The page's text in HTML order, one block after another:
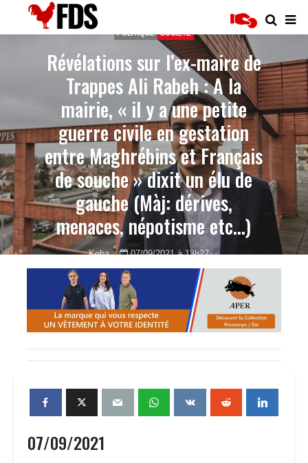
POLITIQUE SOCIÉTÉ
Révélations sur l’ex-maire de
Trappes Ali Rabeh : A la
mairie, « il y a une petite
guerre civile en gestation
entre Maghrébins et Français
de souche » dixit un élu de
gauche (Màj: dérives,
menaces, népotisme etc…)
Koba 07/09/2021 à 13h27
07/09/2021